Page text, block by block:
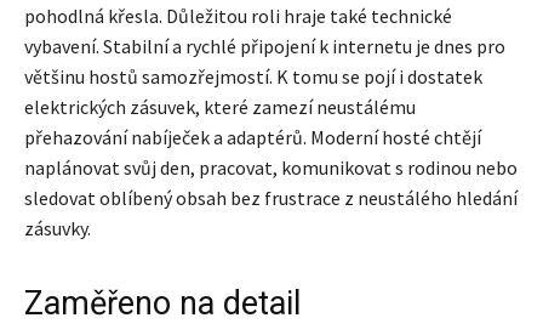
pohodlná křesla. Důležitou roli hraje také technické
vybavení. Stabilní a rychlé připojení k internetu je dnes pro
většinu hostů samozřejmostí. K tomu se pojí i dostatek
elektrických zásuvek, které zamezí neustálému
přehazování nabíječek a adaptérů. Moderní hosté chtějí
naplánovat svůj den, pracovat, komunikovat s rodinou nebo
sledovat oblíbený obsah bez frustrace z neustálého hledání
zásuvky.
Zaměřeno na detail